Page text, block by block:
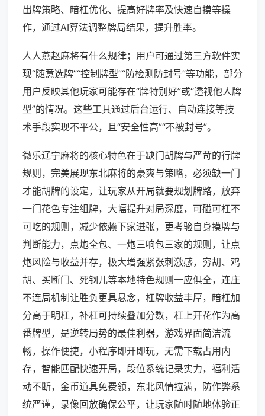
出牌策略、暗杠优化、提高好牌率及快速自摸等操
作，通过AI算法调整牌局结果，提升胜率。
人人燕赵麻将有什么规律；用户可通过第三方软件实
现“随意选牌”“控制牌型”“防检测防封号”等功能，部分
用户反映其他玩家可能存在“牌特别好”或“透视他人牌
型”的情况。这些工具通过后台运行、自动连接等技
术手段实现不平公，且“安全性高”“不被封号”。
微乐辽宁麻将的核心特色在于缺门胡牌与严苛的行牌
规则，完美展现东北麻将的豪爽与策略，必须缺一门
才能胡牌的设定，让玩家从开局就要规划牌路，放弃
一门花色专注组牌，大幅提升对局深度，可碰可杠不
可吃的规则，减少依赖下家进张，更考验自身摸牌与
判断能力，点炮全包、一炮三响包三家的规则，让点
炮风险与收益并存，极大增强紧张刺激感，穷胡、鸡
胡、买断门、死钢儿等本地特色规则一应俱全，连庄
不连局机制让胜负更具悬念，杠牌收益丰厚，暗杠加
分高于明杠，补杠可持续叠加分数，杠上开花作为高
番牌型，是逆转局势的最佳利器，游戏界面简洁流
畅，操作便捷，小程序即开即玩，无需下载占用内
存，智能匹配快速开局，段位系统记录实力，福利活
动不断，金币道具免费领，东北风情拉满，防作弊系
统严谨，录像回放确保公平，让玩家随时随地体验正